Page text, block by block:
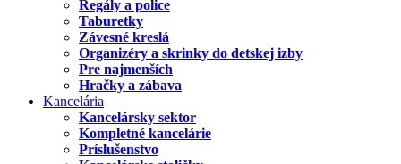
Regály a police
Taburetky
Závesné kreslá
Organizéry a skrinky do detskej izby
Pre najmenších
Hračky a zábava
Kancelária
Kancelársky sektor
Kompletné kancelárie
Príslušenstvo